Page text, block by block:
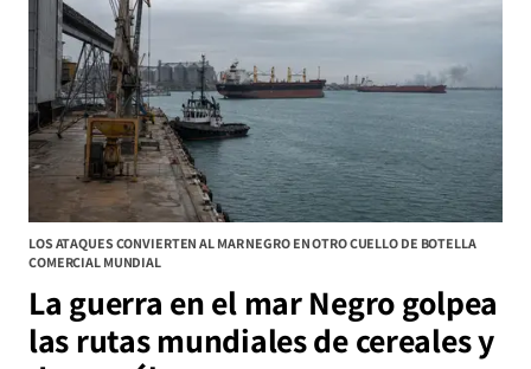
LOS ATAQUES CONVIERTEN AL MAR NEGRO EN OTRO CUELLO DE BOTELLA
COMERCIAL MUNDIAL
La guerra en el mar Negro golpea
las rutas mundiales de cereales y